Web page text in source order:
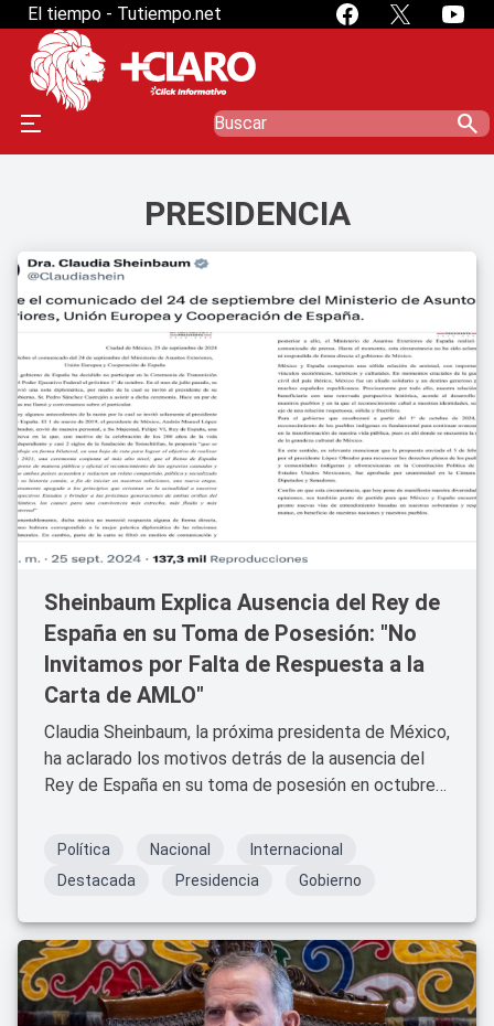
El tiempo - Tutiempo.net
search
PRESIDENCIA
Sheinbaum Explica Ausencia del Rey de
España en su Toma de Posesión: "No
Invitamos por Falta de Respuesta a la
Carta de AMLO"
Claudia Sheinbaum, la próxima presidenta de México,
ha aclarado los motivos detrás de la ausencia del
Rey de España en su toma de posesión en octubre
Política Nacional
Internacional
Destacada
Presidencia Gobierno